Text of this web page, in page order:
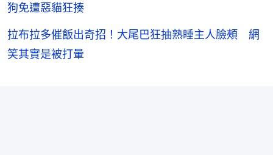
狗免遭惡貓狂揍
拉布拉多催飯出奇招！大尾巴狂抽熟睡主人臉頰 網
笑其實是被打暈